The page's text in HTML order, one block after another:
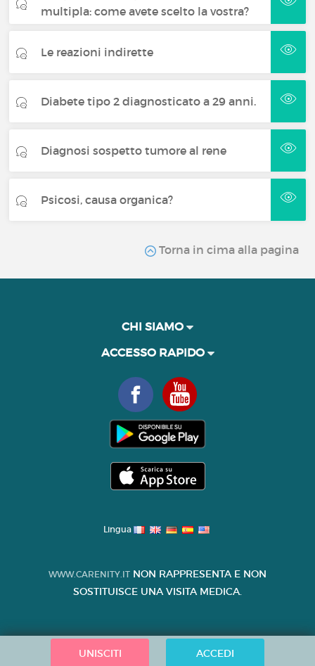
multipla: come avete scelto la vostra?
Le reazioni indirette
Diabete tipo 2 diagnosticato a 29 anni.
Diagnosi sospetto tumore al rene
Psicosi, causa organica?
Torna in cima alla pagina
UNISCITI ACCEDI
CHI SIAMO
ACCESSO RAPIDO
Lingua
WWW.CARENITY.IT NON RAPPRESENTA E NON
SOSTITUISCE UNA VISITA MEDICA.